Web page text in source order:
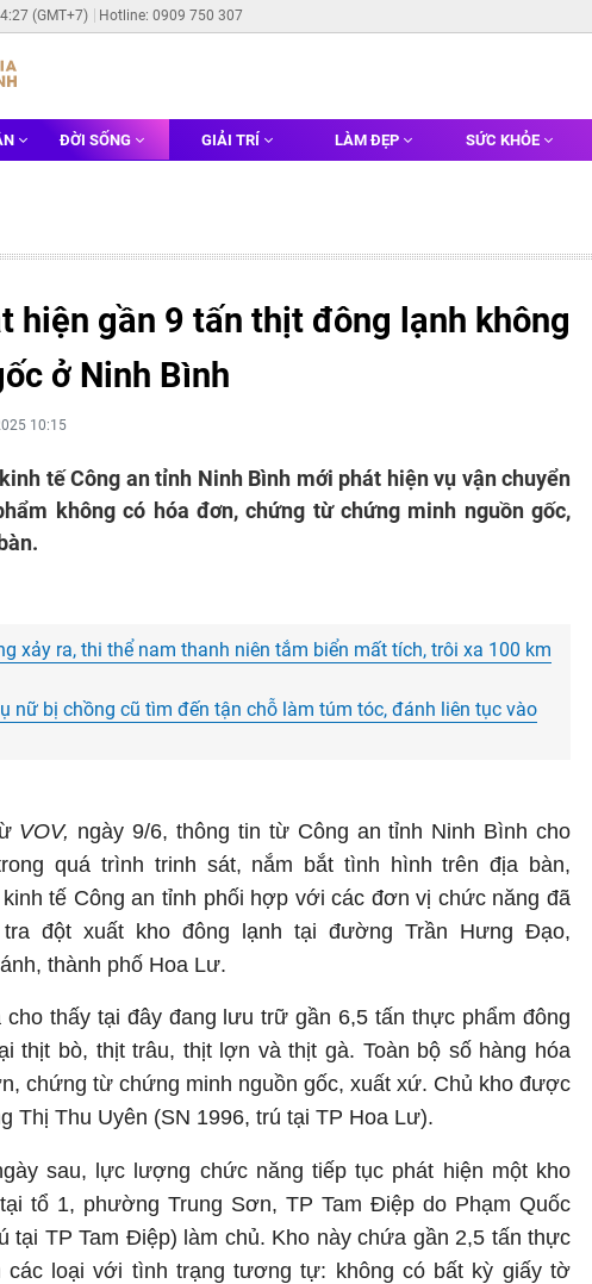
(GMT+7) Hotline: 0909 750 307
ĐỜI SỐNG GIẢI TRÍ LÀM ĐẸP SỨC KHỎE
hiện gần 9 tấn thịt đông lạnh không
ở Ninh Bình
10:15
tế Công an tỉnh Ninh Bình mới phát hiện vụ vận chuyển
không có hóa đơn, chứng từ chứng minh nguồn gốc,
xảy ra, thi thể nam thanh niên tắm biển mất tích, trôi xa 100 km
nữ bị chồng cũ tìm đến tận chỗ làm túm tóc, đánh liên tục vào
VOV, ngày 9/6, thông tin từ Công an tỉnh Ninh Bình cho
quá trình trinh sát, nắm bắt tình hình trên địa bàn,
tế Công an tỉnh phối hợp với các đơn vị chức năng đã
đột xuất kho đông lạnh tại đường Trần Hưng Đạo,
thành phố Hoa Lư.
cho thấy tại đây đang lưu trữ gần 6,5 tấn thực phẩm đông
thịt bò, thịt trâu, thịt lợn và thịt gà. Toàn bộ số hàng hóa
chứng từ chứng minh nguồn gốc, xuất xứ. Chủ kho được
Thị Thu Uyên (SN 1996, trú tại TP Hoa Lư).
sau, lực lượng chức năng tiếp tục phát hiện một kho
tổ 1, phường Trung Sơn, TP Tam Điệp do Phạm Quốc
tại TP Tam Điệp) làm chủ. Kho này chứa gần 2,5 tấn thực
các loại với tình trạng tương tự: không có bất kỳ giấy tờ